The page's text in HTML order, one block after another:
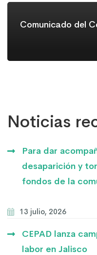
Comunicado del
Noticias
Para dar
desaparición y
fondos de la
13 julio, 2026
CEPAD lanza
labor en Jalisco